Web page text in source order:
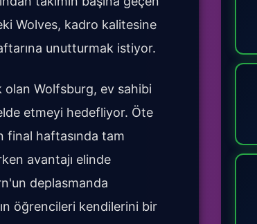
Wolves, kadro kalitesine
unutturmak istiyor.
olan Wolfsburg, ev sahibi
etmeyi hedefliyor. Öte
final haftasında tam
avantajı elinde
deplasmanda
öğrencileri kendilerini bir